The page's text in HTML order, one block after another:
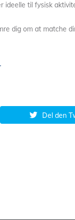
ideelle til fysisk
dig om at matche
Del den